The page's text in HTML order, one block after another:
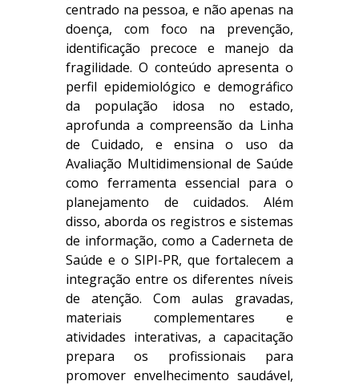
centrado na pessoa, e não apenas na
doença, com foco na prevenção,
identificação precoce e manejo da
fragilidade. O conteúdo apresenta o
perfil epidemiológico e demográfico
da população idosa no estado,
aprofunda a compreensão da Linha
de Cuidado, e ensina o uso da
Avaliação Multidimensional de Saúde
como ferramenta essencial para o
planejamento de cuidados. Além
disso, aborda os registros e sistemas
de informação, como a Caderneta de
Saúde e o SIPI-PR, que fortalecem a
integração entre os diferentes níveis
de atenção. Com aulas gravadas,
materiais complementares e
atividades interativas, a capacitação
prepara os profissionais para
promover envelhecimento saudável,